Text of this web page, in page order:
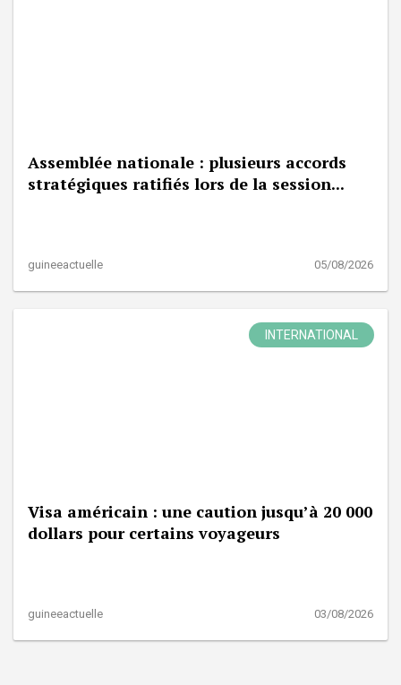
Assemblée nationale : plusieurs accords
stratégiques ratifiés lors de la session...
guineeactuelle 05/08/2026
INTERNATIONAL
Visa américain : une caution jusqu’à 20 000
dollars pour certains voyageurs
guineeactuelle 03/08/2026